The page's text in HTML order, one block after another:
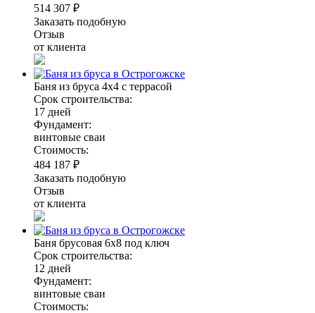
514 307 ₽
Заказать подобную
Отзыв
от клиента
Баня из бруса 4х4 с террасой
Срок строительства:
17 дней
Фундамент:
винтовые сваи
Стоимость:
484 187 ₽
Заказать подобную
Отзыв
от клиента
Баня брусовая 6х8 под ключ
Срок строительства:
12 дней
Фундамент:
винтовые сваи
Стоимость: